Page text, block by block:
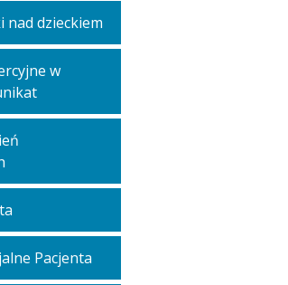
nad dzieckiem
w
Pacjenta